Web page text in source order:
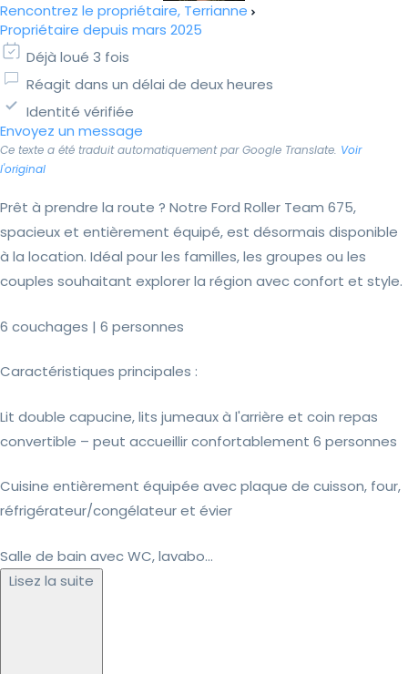
Rencontrez le propriétaire, Terrianne
Propriétaire depuis mars 2025
Déjà loué 3 fois
Réagit dans un délai de deux heures
Identité vérifiée
Envoyez un message
Ce texte a été traduit automatiquement par Google Translate. Voir
l'original
Prêt à prendre la route ? Notre Ford Roller Team 675,
spacieux et entièrement équipé, est désormais disponible
à la location. Idéal pour les familles, les groupes ou les
couples souhaitant explorer la région avec confort et style.
6 couchages | 6 personnes
Caractéristiques principales :
Lit double capucine, lits jumeaux à l'arrière et coin repas
convertible – peut accueillir confortablement 6 personnes
Cuisine entièrement équipée avec plaque de cuisson, four,
réfrigérateur/congélateur et évier
Salle de bain avec WC, lavabo...
Lisez la suite